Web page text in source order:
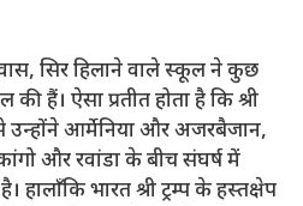
सिर हिलाने वाले स्कूल ने कुछ
हैं। ऐसा प्रतीत होता है कि श्री
उन्होंने आर्मेनिया और अजरबैजान,
और रवांडा के बीच संघर्ष में
हालाँकि भारत श्री ट्रम्प के हस्तक्षेप